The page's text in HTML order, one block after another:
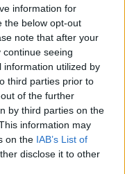
information for
the below opt-out
note that after your
seeing
information utilized by
third parties prior to
of the further
by third parties on the
information may
on the IAB’s List of
disclose it to other
παρουσίαση του
3 στη